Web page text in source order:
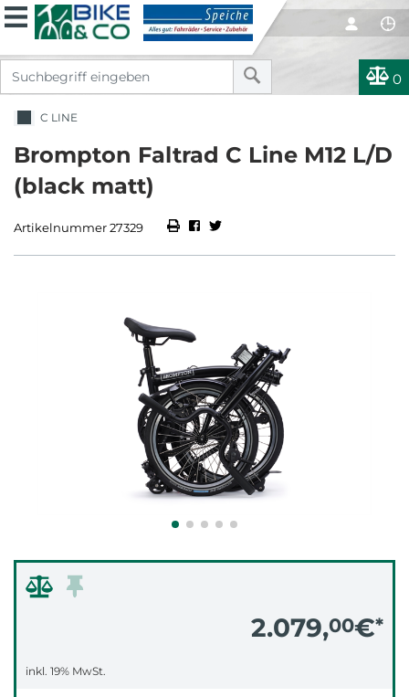
0
C LINE
Brompton Faltrad C Line M12 L/D
(black matt)
Artikelnummer 27329
2.079,00€*
inkl. 19% MwSt.